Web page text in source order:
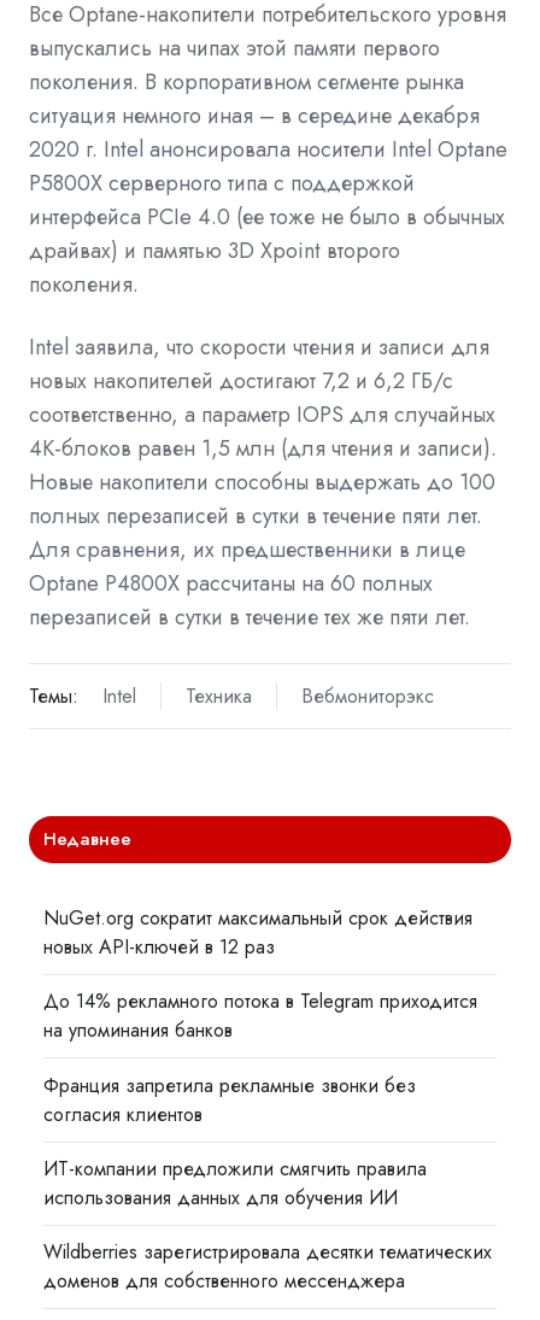
Все Optane-накопители потребительского уровня
выпускались на чипах этой памяти первого
поколения. В корпоративном сегменте рынка
ситуация немного иная – в середине декабря
2020 г. Intel анонсировала носители Intel Optane
P5800X серверного типа с поддержкой
интерфейса PCIe 4.0 (ее тоже не было в обычных
драйвах) и памятью 3D Xpoint второго
поколения.
Intel заявила, что скорости чтения и записи для
новых накопителей достигают 7,2 и 6,2 ГБ/с
соответственно, а параметр IOPS для случайных
4К-блоков равен 1,5 млн (для чтения и записи).
Новые накопители способны выдержать до 100
полных перезаписей в сутки в течение пяти лет.
Для сравнения, их предшественники в лице
Optane P4800X рассчитаны на 60 полных
перезаписей в сутки в течение тех же пяти лет.
Темы: Intel Техника Вебмониторэкс
Недавнее
NuGet.org сократит максимальный срок действия
новых API-ключей в 12 раз
До 14% рекламного потока в Telegram приходится
на упоминания банков
Франция запретила рекламные звонки без
согласия клиентов
ИТ-компании предложили смягчить правила
использования данных для обучения ИИ
Wildberries зарегистрировала десятки тематических
доменов для собственного мессенджера